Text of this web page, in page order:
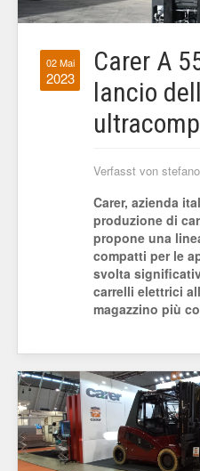
02 Mai
2023
Carer A
lancio
Verfasst von
Carer, azienda
produzione di
propone una
compatti per le
svolta
carrelli elettrici
magazzino più